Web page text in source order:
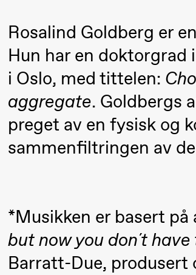
Oslo
Sinfonietta /​
Ivar Furre
Aam
crypt_ –
Animeopera
av Yuri
Fredag 18. september
20.00 Pinquins
& Kjersti
Rosalind Goldberg er
Hun har en
i Oslo, med tittelen:
aggregate. Goldbergs
preget av en fysisk og
sammenfiltringen av
*Musikken er basert på
but now you don´t
Barratt-Due,